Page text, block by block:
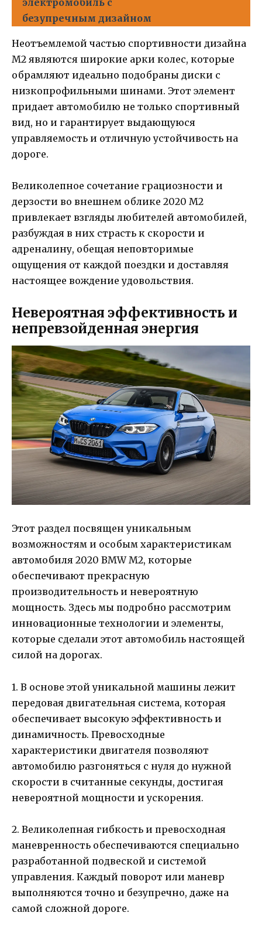
безупречным дизайном
Неотъемлемой частью спортивности дизайна
M2 являются широкие арки колес, которые
обрамляют идеально подобраны диски с
низкопрофильными шинами. Этот элемент
придает автомобилю не только спортивный
вид, но и гарантирует выдающуюся
управляемость и отличную устойчивость на
дороге.
Великолепное сочетание грациозности и
дерзости во внешнем облике 2020 M2
привлекает взгляды любителей автомобилей,
разбуждая в них страсть к скорости и
адреналину, обещая неповторимые
ощущения от каждой поездки и доставляя
настоящее вождение удовольствия.
Невероятная эффективность и
непревзойденная энергия
Этот раздел посвящен уникальным
возможностям и особым характеристикам
автомобиля 2020 BMW M2, которые
обеспечивают прекрасную
производительность и невероятную
мощность. Здесь мы подробно рассмотрим
инновационные технологии и элементы,
которые сделали этот автомобиль настоящей
силой на дорогах.
1. В основе этой уникальной машины лежит
передовая двигательная система, которая
обеспечивает высокую эффективность и
динамичность. Превосходные
характеристики двигателя позволяют
автомобилю разгоняться с нуля до нужной
скорости в считанные секунды, достигая
невероятной мощности и ускорения.
2. Великолепная гибкость и превосходная
маневренность обеспечиваются специально
разработанной подвеской и системой
управления. Каждый поворот или маневр
выполняются точно и безупречно, даже на
самой сложной дороге.